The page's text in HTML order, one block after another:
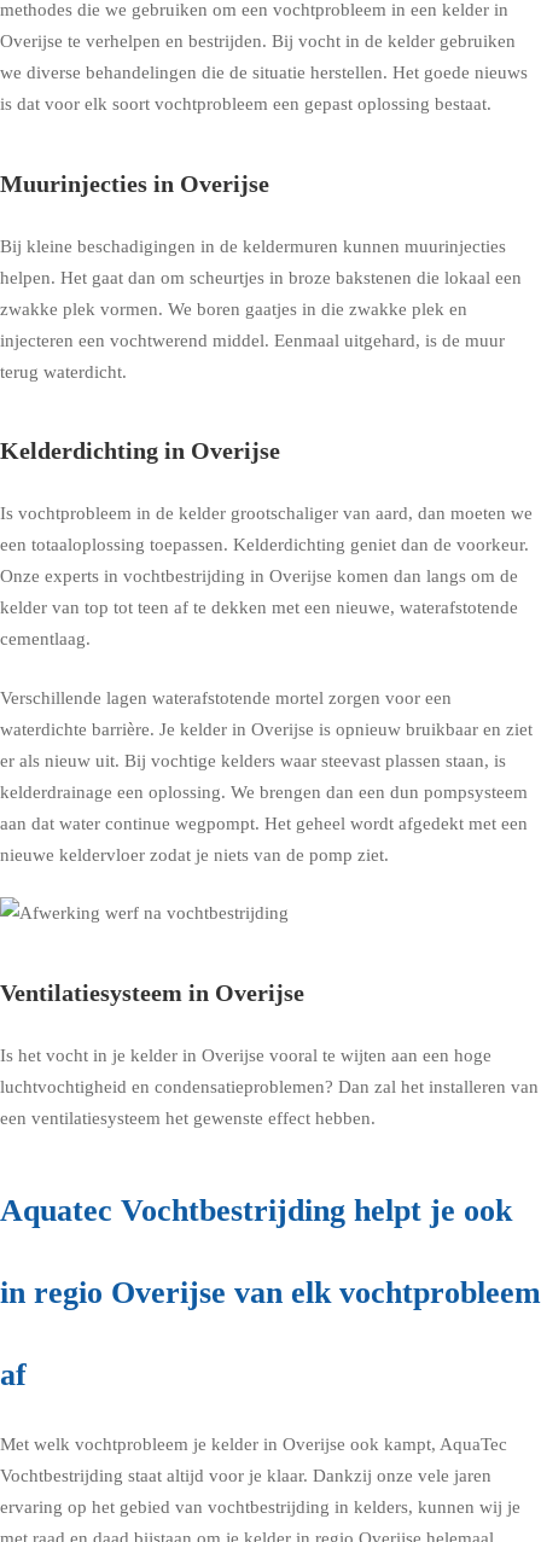
methodes die we gebruiken om een vochtprobleem in een kelder in
Overijse te verhelpen en bestrijden. Bij vocht in de kelder gebruiken
we diverse behandelingen die de situatie herstellen. Het goede nieuws
is dat voor elk soort vochtprobleem een gepast oplossing bestaat.
Muurinjecties in Overijse
Bij kleine beschadigingen in de keldermuren kunnen muurinjecties
helpen. Het gaat dan om scheurtjes in broze bakstenen die lokaal een
zwakke plek vormen. We boren gaatjes in die zwakke plek en
injecteren een vochtwerend middel. Eenmaal uitgehard, is de muur
terug waterdicht.
Kelderdichting in Overijse
Is vochtprobleem in de kelder grootschaliger van aard, dan moeten we
een totaaloplossing toepassen. Kelderdichting geniet dan de voorkeur.
Onze experts in vochtbestrijding in Overijse komen dan langs om de
kelder van top tot teen af te dekken met een nieuwe, waterafstotende
cementlaag.
Verschillende lagen waterafstotende mortel zorgen voor een
waterdichte barrière. Je kelder in Overijse is opnieuw bruikbaar en ziet
er als nieuw uit. Bij vochtige kelders waar steevast plassen staan, is
kelderdrainage een oplossing. We brengen dan een dun pompsysteem
aan dat water continue wegpompt. Het geheel wordt afgedekt met een
nieuwe keldervloer zodat je niets van de pomp ziet.
Ventilatiesysteem in Overijse
Is het vocht in je kelder in Overijse vooral te wijten aan een hoge
luchtvochtigheid en condensatieproblemen? Dan zal het installeren van
een ventilatiesysteem het gewenste effect hebben.
Aquatec Vochtbestrijding helpt je ook
in regio Overijse van elk vochtprobleem
af
Met welk vochtprobleem je kelder in Overijse ook kampt, AquaTec
Vochtbestrijding staat altijd voor je klaar. Dankzij onze vele jaren
ervaring op het gebied van vochtbestrijding in kelders, kunnen wij je